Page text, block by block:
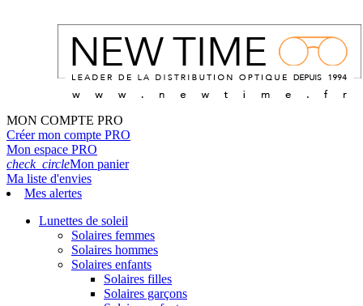
MON COMPTE PRO
Créer mon compte PRO
Mon espace PRO
check_circleMon panier
Ma liste d'envies
Mes alertes
Lunettes de soleil
Solaires femmes
Solaires hommes
Solaires enfants
Solaires filles
Solaires garçons